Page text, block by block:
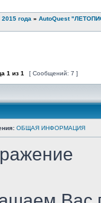
года » AutoQuest
1 из 1 [ Сообщений: 7 ]
ОБЩАЯ ИНФОРМАЦИЯ